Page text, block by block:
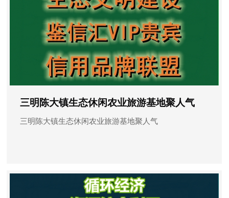
三明陈大镇生态休闲农业旅游基地聚人气
三明陈大镇生态休闲农业旅游基地聚人气